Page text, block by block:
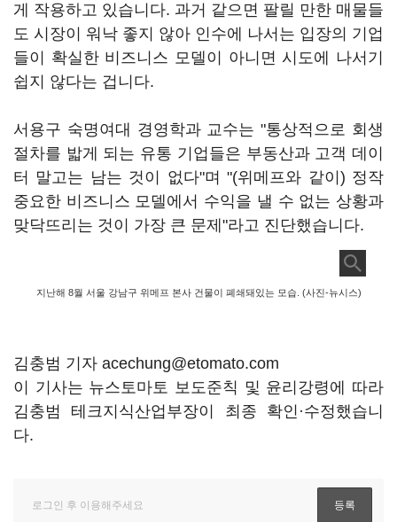
게 작용하고 있습니다. 과거 같으면 팔릴 만한 매물들
도 시장이 워낙 좋지 않아 인수에 나서는 입장의 기업
들이 확실한 비즈니스 모델이 아니면 시도에 나서기
쉽지 않다는 겁니다.
서용구 숙명여대 경영학과 교수는 "통상적으로 회생
절차를 밟게 되는 유통 기업들은 부동산과 고객 데이
터 말고는 남는 것이 없다"며 "(위메프와 같이) 정작
중요한 비즈니스 모델에서 수익을 낼 수 없는 상황과
맞닥뜨리는 것이 가장 큰 문제"라고 진단했습니다.
지난해 8월 서울 강남구 위메프 본사 건물이 폐쇄돼있는 모습. (사진-뉴시스)
김충범 기자 acechung@etomato.com
이 기사는 뉴스토마토 보도준칙 및 윤리강령에 따라
김충범 테크지식산업부장이 최종 확인·수정했습니
다.